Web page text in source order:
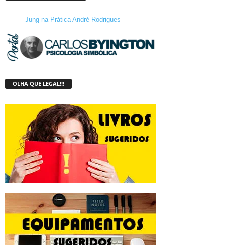
Jung na Prática André Rodrigues
OLHA QUE LEGAL!!!